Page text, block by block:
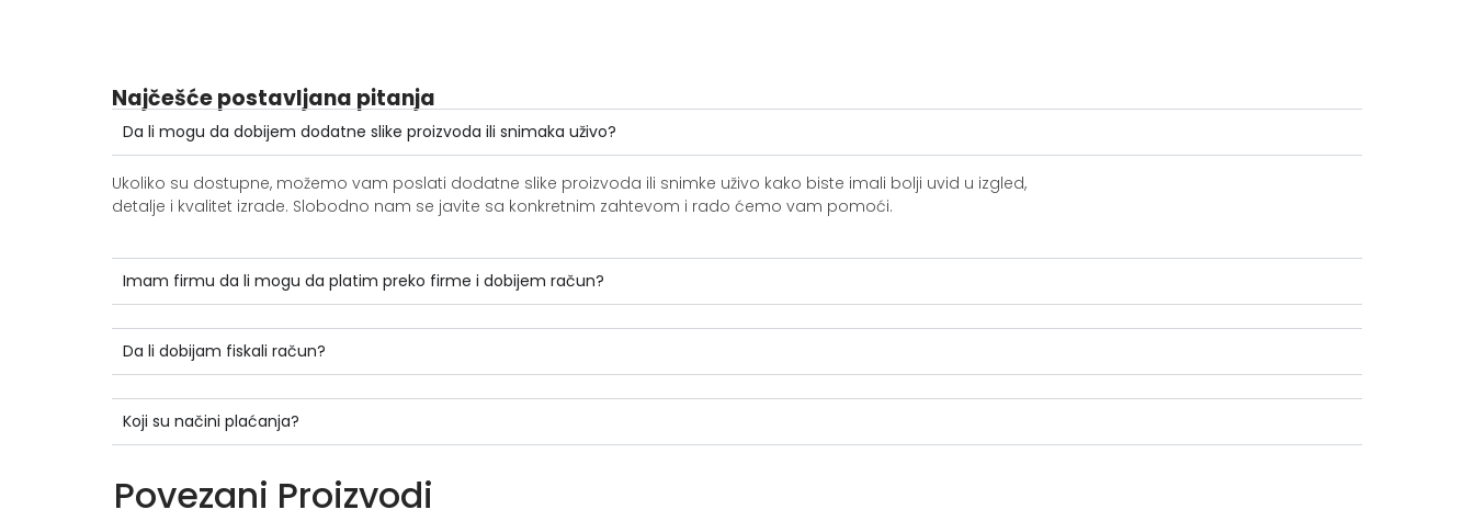
Najčešće postavljana pitanja
Da li mogu da dobijem dodatne slike proizvoda ili snimaka uživo?
Ukoliko su dostupne, možemo vam poslati dodatne slike proizvoda ili snimke uživo kako biste imali bolji uvid u izgled,
detalje i kvalitet izrade. Slobodno nam se javite sa konkretnim zahtevom i rado ćemo vam pomoći.
Imam firmu da li mogu da platim preko firme i dobijem račun?
Da li dobijam fiskali račun?
Koji su načini plaćanja?
Povezani Proizvodi